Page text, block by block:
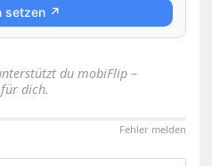
setzen ↗
du mobiFlip –
dich.
Fehler melden